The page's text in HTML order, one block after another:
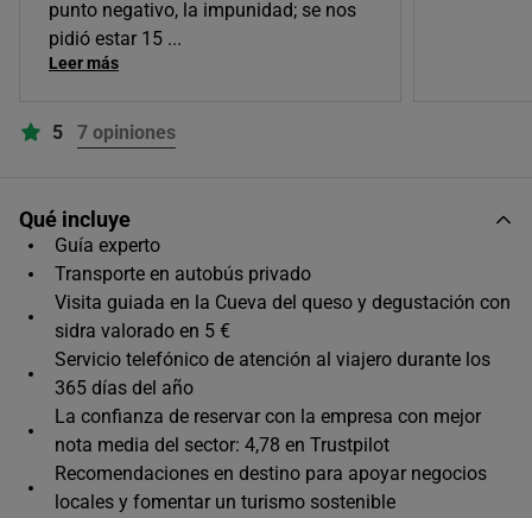
punto negativo, la impunidad; se nos
pidió estar 15 ...
Leer más
5 7 opiniones
Qué incluye
Guía experto
Transporte en autobús privado
Visita guiada en la Cueva del queso y degustación con
sidra valorado en 5 €
Servicio telefónico de atención al viajero durante los
365 días del año
La confianza de reservar con la empresa con mejor
nota media del sector: 4,78 en Trustpilot
Recomendaciones en destino para apoyar negocios
locales y fomentar un turismo sostenible